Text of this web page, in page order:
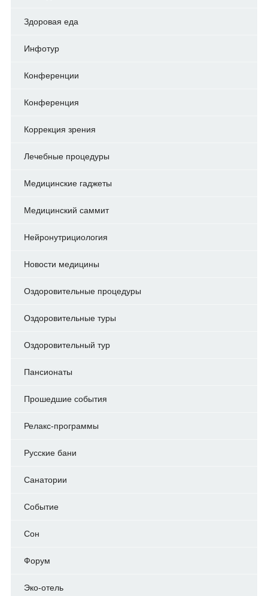
Здоровая еда
Инфотур
Конференции
Конференция
Коррекция зрения
Лечебные процедуры
Медицинские гаджеты
Медицинский саммит
Нейронутрициология
Новости медицины
Оздоровительные процедуры
Оздоровительные туры
Оздоровительный тур
Пансионаты
Прошедшие события
Релакс-программы
Русские бани
Санатории
Событие
Сон
Форум
Эко-отель